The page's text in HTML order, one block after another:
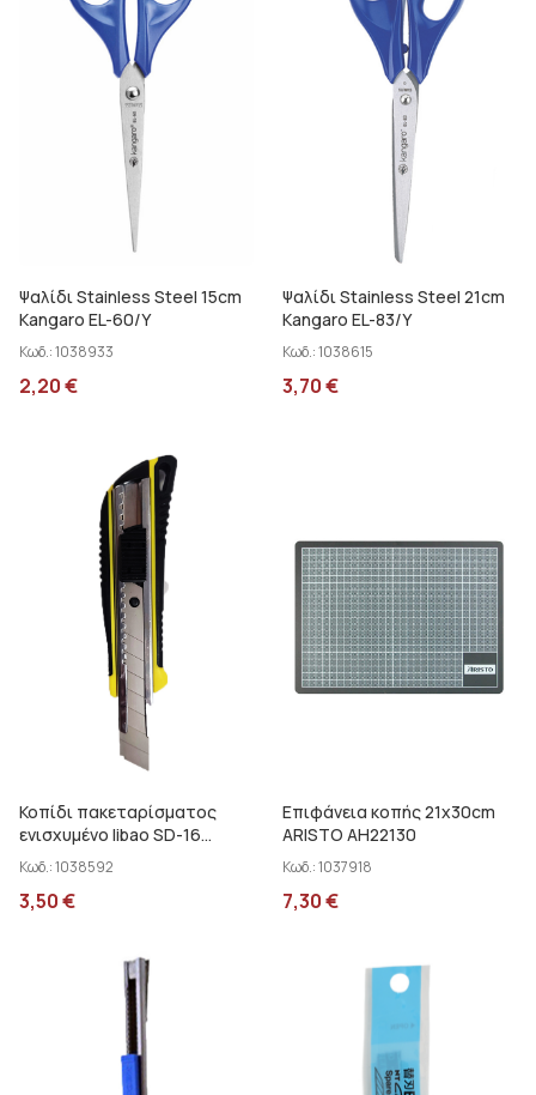
Ψαλίδι Stainless Steel 15cm
Kangaro EL-60/Y
Κωδ.:1038933
2,20€
Ψαλίδι Stainless Steel 21cm
Kangaro EL-83/Y
Κωδ.:1038615
3,70€
Κοπίδι πακεταρίσματος
ενισχυμένο libao SD-16
0.47.049
Κωδ.:1038592
3,50€
Επιφάνεια κοπής 21x30cm
ARISTO AH22130
Κωδ.:1037918
7,30€